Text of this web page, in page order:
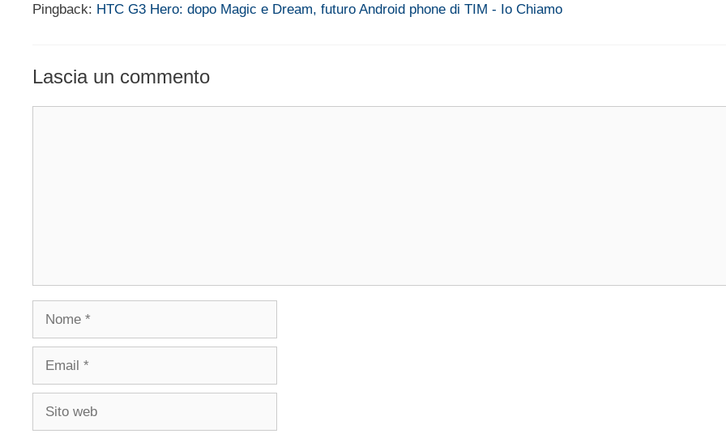
Pingback: HTC G3 Hero: dopo Magic e Dream, futuro Android phone di TIM - Io Chiamo
Lascia un commento
Nome
Email
Sito